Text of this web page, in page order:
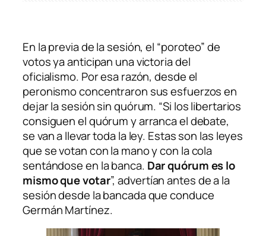
En la previa de la sesión, el “poroteo” de
votos ya anticipan una victoria del
oficialismo. Por esa razón, desde el
peronismo concentraron sus esfuerzos en
dejar la sesión sin quórum. “Si los libertarios
consiguen el quórum y arranca el debate,
se van a llevar toda la ley. Estas son las leyes
que se votan con la mano y con la cola
sentándose en la banca. Dar quórum es lo
mismo que votar”, advertían antes de a la
sesión desde la bancada que conduce
Germán Martínez.